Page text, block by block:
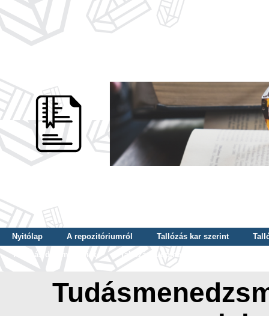
Nyitólap A repozitóriumról Tallózás kar szerint
Tallózás dátum szerint
Tallózás tudományterület szerint